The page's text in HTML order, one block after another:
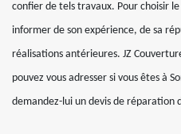
confier de tels travaux. Pour choisir
informer de son expérience, de sa
réalisations antérieures. JZ
pouvez vous adresser si vous êtes à
demandez-lui un devis de réparation